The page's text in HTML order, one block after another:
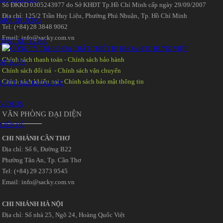
MÔI TRƯỜNG
TEST KIT ELISA
SỰ KIỆN
HỘI THẢO KHOA HỌC
VIDEOS
LIÊN HỆ
Số ĐKKD 0305243977 do Sở KHĐT Tp.Hồ Chí Minh cấp ngày 29/09/2007
Đia chỉ: 125/2 Trần Huy Liệu‚ Phường Phú Nhuận‚ Tp. Hồ Chí Minh
Tel: (+84) 28 3848 9062
Email: info@sacky.com.vn
Chính sách thanh toán -Chính sách bảo hành
Chính sách đổi trả -Chính sách vận chuyển
Chính sách khiếu nại-Chính sách bảo mật thông tin
VĂN PHÒNG ĐẠI DIỆN
CHI NHÁNH CẦN THƠ
Địa chỉ: Số 6‚ Đường B22
Phường Tân An‚ Tp. Cần Thơ
Tel: (+84) 29 2373 9545
Email: info@sacky.com.vn
CHI NHÁNH HÀ NỘI
Địa chỉ: Số nhà 25‚ Ngõ 24‚ Hoàng Quốc Việt